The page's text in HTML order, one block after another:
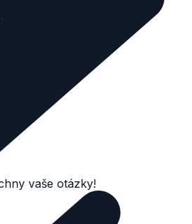
vaše otázky!